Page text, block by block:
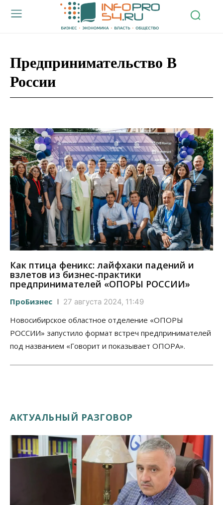
Предпринимательство В
России
Как птица феникс: лайфхаки падений и
взлетов из бизнес-практики
предпринимателей «ОПОРЫ РОССИИ»
ПроБизнес 27 августа 2024, 11:49
Новосибирское областное отделение «ОПОРЫ
РОССИИ» запустило формат встреч предпринимателей
под названием «Говорит и показывает ОПОРА».
АКТУАЛЬНЫЙ РАЗГОВОР